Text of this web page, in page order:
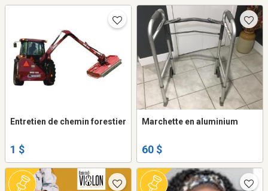
Entretien de chemin forestier
1 $
Marchette en aluminium
60 $